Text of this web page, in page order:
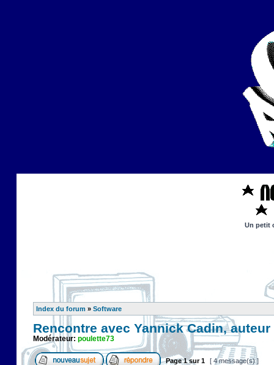
Un petit
Index du forum » Software
Rencontre avec Yannick Cadin,
Modérateur: poulette73
Page1sur1 [ 4 message(s) ]